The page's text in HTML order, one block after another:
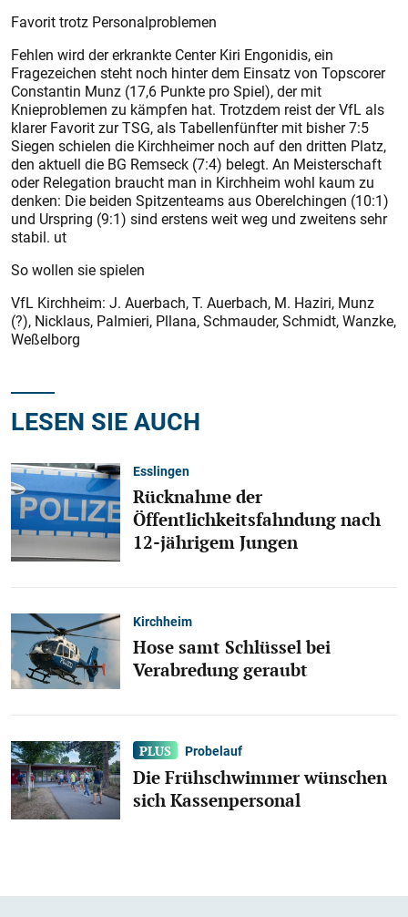
Favorit trotz Personalproblemen
Fehlen wird der erkrankte Center Kiri Engonidis, ein
Fragezeichen steht noch hinter dem Einsatz von Topscorer
Constantin Munz (17,6 Punkte pro Spiel), der mit
Knieproblemen zu kämpfen hat. Trotzdem reist der VfL als
klarer Favorit zur TSG, als Tabellenfünfter mit bisher 7:5
Siegen schielen die Kirchheimer noch auf den dritten Platz,
den aktuell die BG Remseck (7:4) belegt. An Meisterschaft
oder Relegation braucht man in Kirchheim wohl kaum zu
denken: Die beiden Spitzenteams aus Oberelchingen (10:1)
und Urspring (9:1) sind erstens weit weg und zweitens sehr
stabil. ut
So wollen sie spielen
VfL Kirchheim: J. Auerbach, T. Auerbach, M. Haziri, Munz
(?), Nicklaus, Palmieri, Pllana, Schmauder, Schmidt, Wanzke,
Weßelborg
LESEN SIE AUCH
Esslingen
Rücknahme der
Öffentlichkeitsfahndung nach
12-jährigem Jungen
Kirchheim
Hose samt Schlüssel bei
Verabredung geraubt
Probelauf
Die Frühschwimmer wünschen
sich Kassenpersonal